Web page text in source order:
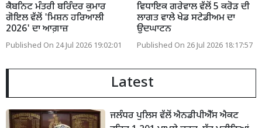
ਕੈਬਨਿਟ ਮੰਤਰੀ ਬਰਿੰਦਰ ਕੁਮਾਰ
ਗੋਇਲ ਵੱਲੋਂ 'ਮਿਸ਼ਨ ਹਰਿਆਲੀ
2026' ਦਾ ਆਗ਼ਾਜ਼
Published On 24 Jul 2026 19:02:01
ਵਿਧਾਇਕ ਗਰੇਵਾਲ ਵੱਲੋਂ 5 ਕਰੋੜ ਦੀ
ਲਾਗਤ ਵਾਲੇ ਖੇਡ ਸਟੇਡੀਅਮ ਦਾ
ਉਦਘਾਟਨ
Published On 26 Jul 2026 18:17:57
Latest
ਜਲੰਧਰ ਪੁਲਿਸ ਵੱਲੋਂ ਐਨਡੀਪੀਐੱਸ ਐਕਟ